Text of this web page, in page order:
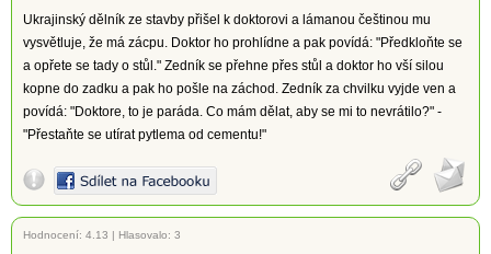
Ukrajinský dělník ze stavby přišel k doktorovi a lámanou češtinou mu
vysvětluje, že má zácpu. Doktor ho prohlídne a pak povídá: "Předkloňte se
a opřete se tady o stůl." Zedník se přehne přes stůl a doktor ho vší silou
kopne do zadku a pak ho pošle na záchod. Zedník za chvilku vyjde ven a
povídá: "Doktore, to je paráda. Co mám dělat, aby se mi to nevrátilo?" -
"Přestaňte se utírat pytlema od cementu!"
Hodnocení: 4.13 | Hlasovalo: 3